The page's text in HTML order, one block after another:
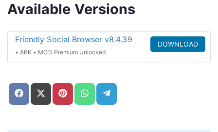
Available Versions
Friendly Social Browser v8.4.39
• APK • MOD Premium Unlocked
DOWNLOAD
Share
on
Share
on
Share
on
Share
on
on